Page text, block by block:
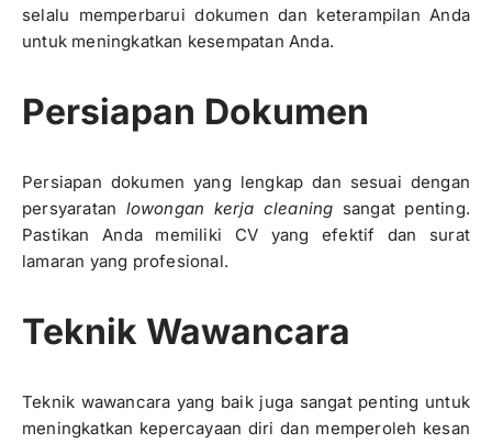
selalu memperbarui dokumen dan keterampilan Anda
untuk meningkatkan kesempatan Anda.
Persiapan Dokumen
Persiapan dokumen yang lengkap dan sesuai dengan
persyaratan lowongan kerja cleaning sangat penting.
Pastikan Anda memiliki CV yang efektif dan surat
lamaran yang profesional.
Teknik Wawancara
Teknik wawancara yang baik juga sangat penting untuk
meningkatkan kepercayaan diri dan memperoleh kesan